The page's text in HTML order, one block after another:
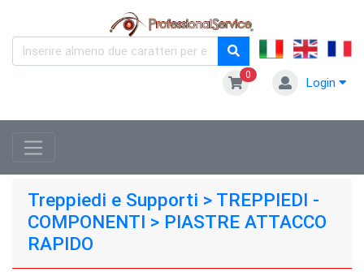
0
Login
Treppiedi e Supporti > TREPPIEDI -
COMPONENTI > PIASTRE ATTACCO
RAPIDO